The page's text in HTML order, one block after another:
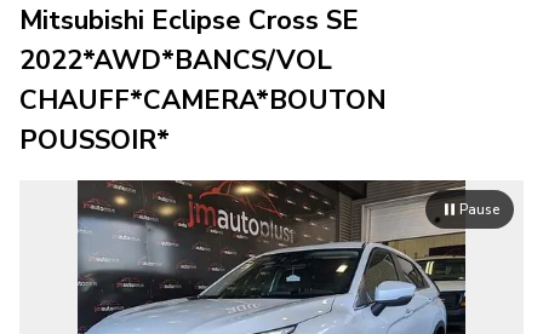
Inventaire
Financement
Contact
Mitsubishi Eclipse Cross SE
2022*AWD*BANCS/VOL
CHAUFF*CAMERA*BOUTON
POUSSOIR*
Pause